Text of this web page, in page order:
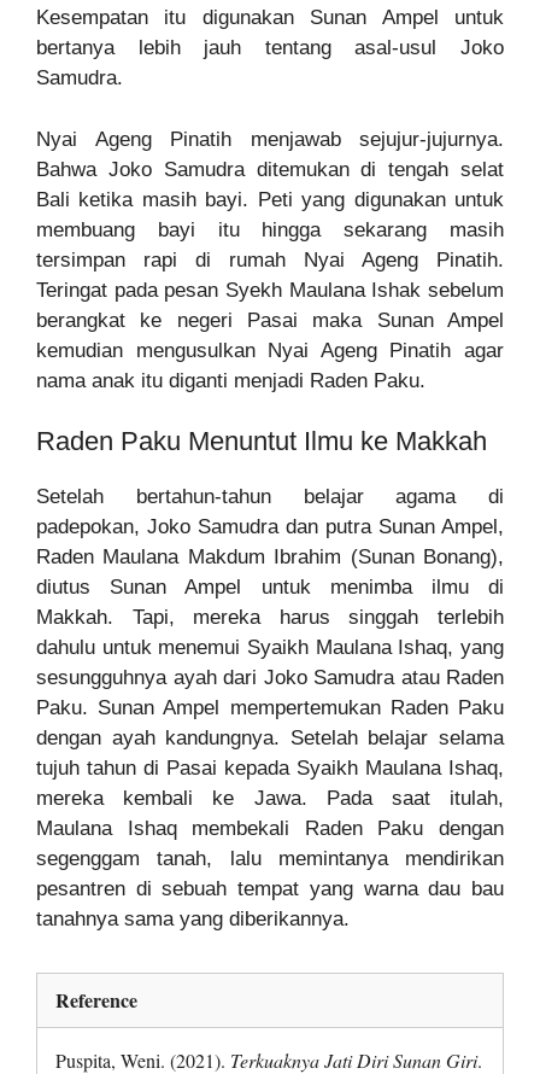
Kesempatan itu digunakan Sunan Ampel untuk
bertanya lebih jauh tentang asal-usul Joko
Samudra.
Nyai Ageng Pinatih menjawab sejujur-jujurnya.
Bahwa Joko Samudra ditemukan di tengah selat
Bali ketika masih bayi. Peti yang digunakan untuk
membuang bayi itu hingga sekarang masih
tersimpan rapi di rumah Nyai Ageng Pinatih.
Teringat pada pesan Syekh Maulana Ishak sebelum
berangkat ke negeri Pasai maka Sunan Ampel
kemudian mengusulkan Nyai Ageng Pinatih agar
nama anak itu diganti menjadi Raden Paku.
Raden Paku Menuntut Ilmu ke Makkah
Setelah bertahun-tahun belajar agama di
padepokan, Joko Samudra dan putra Sunan Ampel,
Raden Maulana Makdum Ibrahim (Sunan Bonang),
diutus Sunan Ampel untuk menimba ilmu di
Makkah. Tapi, mereka harus singgah terlebih
dahulu untuk menemui Syaikh Maulana Ishaq, yang
sesungguhnya ayah dari Joko Samudra atau Raden
Paku. Sunan Ampel mempertemukan Raden Paku
dengan ayah kandungnya. Setelah belajar selama
tujuh tahun di Pasai kepada Syaikh Maulana Ishaq,
mereka kembali ke Jawa. Pada saat itulah,
Maulana Ishaq membekali Raden Paku dengan
segenggam tanah, lalu memintanya mendirikan
pesantren di sebuah tempat yang warna dau bau
tanahnya sama yang diberikannya.
Reference
Puspita, Weni. (2021). Terkuaknya Jati Diri Sunan Giri.